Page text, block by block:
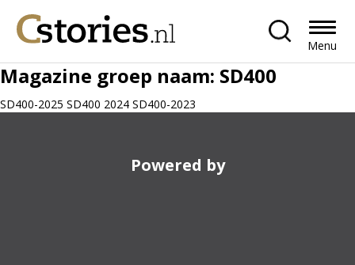
Menu
Magazine groep naam: SD400
SD400-2025 SD400 2024 SD400-2023
Powered by